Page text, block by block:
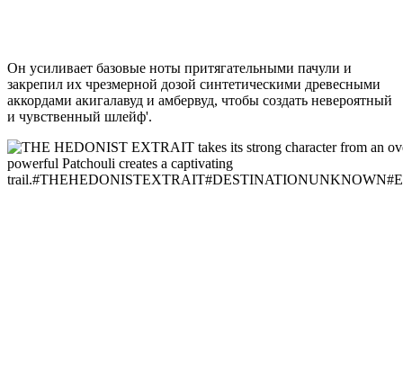
Он усиливает базовые ноты притягательными пачули и
закрепил их чрезмерной дозой синтетическими древесными
аккордами акигалавуд и амбервуд, чтобы создать невероятный
и чувственный шлейф'.